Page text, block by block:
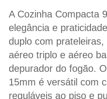
A Cozinha Compacta
elegância e
duplo com
aéreo triplo e aéreo
depurador do fogão.
15mm é versátil com
reguláveis ao piso e